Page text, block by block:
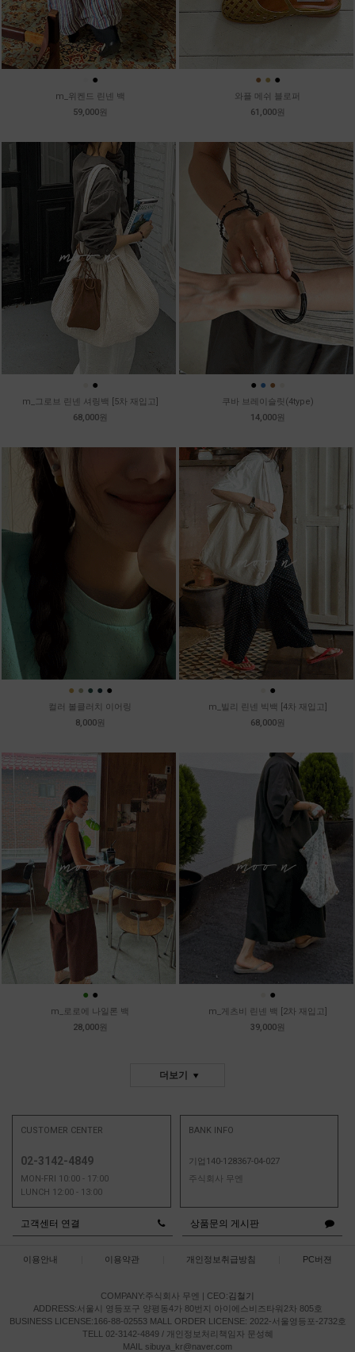
●
m_위켄드 린넨 백
59,000원
● ● ●
와플 메쉬 블로퍼
61,000원
●
m_그로브 린넨 셔링백 [5차 재입고]
68,000원
● ● ●
쿠바 브레이슬릿(4type)
14,000원
● ● ● ● ●
컬러 볼클러치 이어링
8,000원
●
m_빌리 린넨 빅백 [4차 재입고]
68,000원
● ●
m_로로에 나일론 백
28,000원
●
m_게츠비 린넨 백 [2차 재입고]
39,000원
더보기
CUSTOMER CENTER
02-3142-4849
MON-FRI 10:00 - 17:00
LUNCH 12:00 - 13:00
BANK INFO
기업140-128367-04-027
주식회사 무엔
고객센터 연결 상품문의 게시판
이용안내 이용약관 개인정보취급방침 PC버젼
COMPANY:주식회사 무엔 | CEO:김철기
ADDRESS:서울시 영등포구 양평동4가 80번지 아이에스비즈타워2차 805호
BUSINESS LICENSE:166-88-02553 MALL ORDER LICENSE: 2022-서울영등포-2732호
TELL 02-3142-4849 / 개인정보처리책임자 문성혜
MAIL sibuya_kr@naver.com